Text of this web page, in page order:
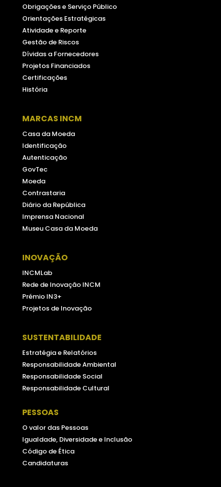
Obrigações e Serviço Público
Orientações Estratégicas
Atividade e Reporte
Gestão de Riscos
Dívidas a Fornecedores
Projetos Financiados
Certificações
História
MARCAS INCM
Casa da Moeda
Identificação
Autenticação
GovTec
Moeda
Contrastaria
Diário da República
Imprensa Nacional
Museu Casa da Moeda
INOVAÇÃO
INCMLab
Rede de Inovação INCM
Prémio IN3+
Projetos de Inovação
SUSTENTABILIDADE
Estratégia e Relatórios
Responsabilidade Ambiental
Responsabilidade Social
Responsabilidade Cultural
PESSOAS
O valor das Pessoas
Igualdade, Diversidade e Inclusão
Código de Ética
Candidaturas